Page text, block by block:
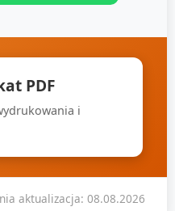
PDF
i
aktualizacja: 08.08.2026